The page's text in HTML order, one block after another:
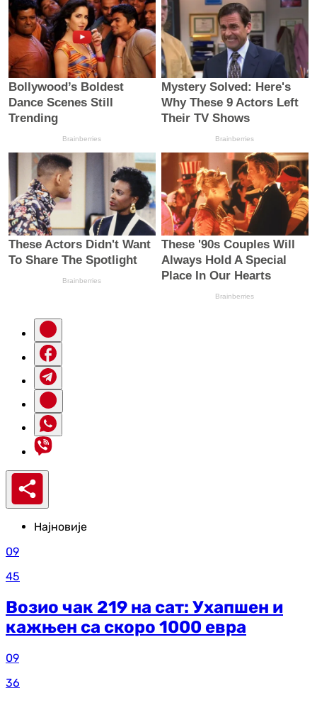
Најновије
09
45
Возио чак 219 на сат: Ухапшен и
кажњен са скоро 1000 евра
09
36